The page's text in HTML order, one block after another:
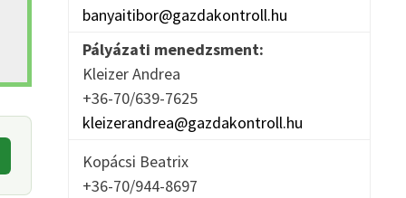
banyaitibor@gazdakontroll.hu
Pályázati menedzsment:
Kleizer Andrea
+36-70/639-7625
kleizerandrea@gazdakontroll.hu
Kopácsi Beatrix
+36-70/944-8697